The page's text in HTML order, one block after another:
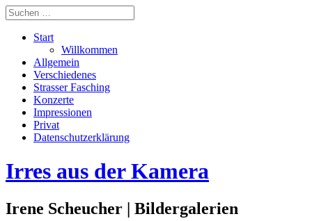
Start
Willkommen
Allgemein
Verschiedenes
Strasser Fasching
Konzerte
Impressionen
Privat
Datenschutzerklärung
Irres aus der Kamera
Irene Scheucher | Bildergalerien